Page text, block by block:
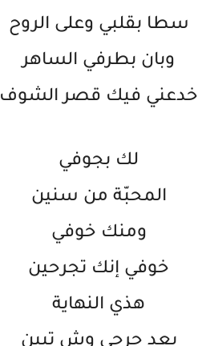
سطا بقلبي وعلى الروح
وبان بطرفي الساهر
خدعني فيك قصر الشوف
لك بجوفي
المحبّة من سنين
ومنك خوفي
خوفي إنك تجرحين
هذي النهاية
بعد جرحي وش تبين